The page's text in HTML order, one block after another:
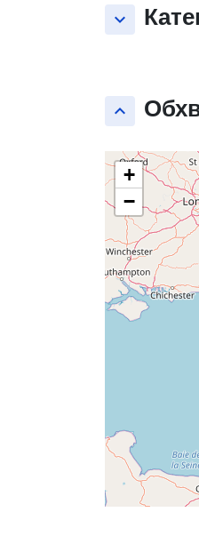
keyboard_arrow_down
keyboard_arrow_up
+
−